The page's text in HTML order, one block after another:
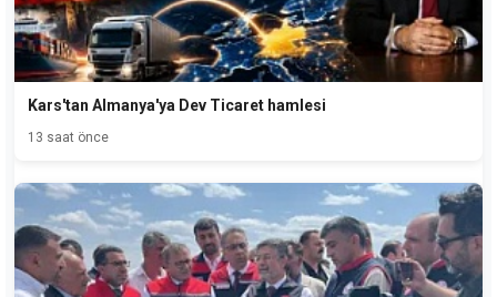
Kars'tan Almanya'ya Dev Ticaret hamlesi
13 saat önce